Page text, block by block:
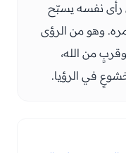
رأى نفسه يسبّح
وهو من الرؤى
من الله،
في الرؤيا.